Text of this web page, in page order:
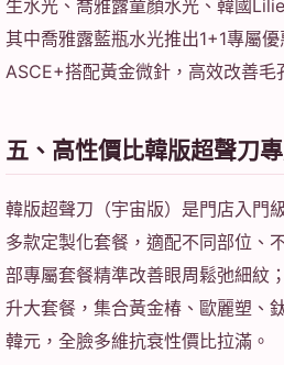
生水光、喬雅露童顏水光、韓國
其中喬雅露藍瓶水光推出1+1專屬
ASCE+搭配黃金微針，高效改善毛
五、高性價比韓版超聲刀
韓版超聲刀（宇宙版）是門店入門
多款定製化套餐，適配不同部位、
部專屬套餐精準改善眼周鬆弛細紋
升大套餐，集合黃金椿、歐麗塑、
韓元，全臉多維抗衰性價比拉滿。